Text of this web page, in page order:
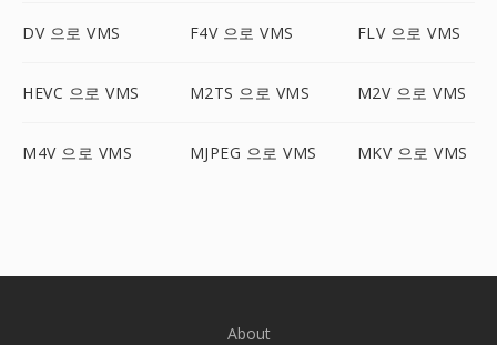
DV 으로 VMS F4V 으로 VMS FLV 으로 VMS
HEVC 으로 VMS M2TS 으로 VMS M2V 으로 VMS
M4V 으로 VMS MJPEG 으로 VMS MKV 으로 VMS
About